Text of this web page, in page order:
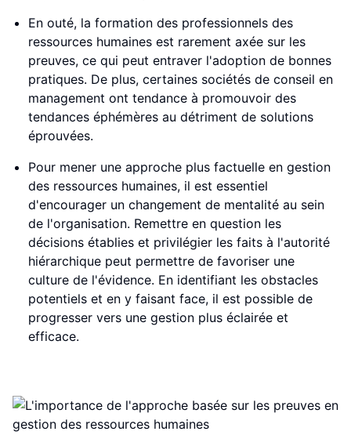
En outé, la formation des professionnels des
ressources humaines est rarement axée sur les
preuves, ce qui peut entraver l'adoption de bonnes
pratiques. De plus, certaines sociétés de conseil en
management ont tendance à promouvoir des
tendances éphémères au détriment de solutions
éprouvées.
Pour mener une approche plus factuelle en gestion
des ressources humaines, il est essentiel
d'encourager un changement de mentalité au sein
de l'organisation. Remettre en question les
décisions établies et privilégier les faits à l'autorité
hiérarchique peut permettre de favoriser une
culture de l'évidence. En identifiant les obstacles
potentiels et en y faisant face, il est possible de
progresser vers une gestion plus éclairée et
efficace.